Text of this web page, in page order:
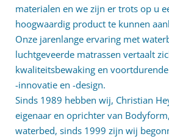
materialen en we zijn er trots op u
hoogwaardig product te kunnen
Onze jarenlange ervaring met
luchtgeveerde matrassen vertaalt
kwaliteitsbewaking en
-innovatie en -design.
Sinds 1989 hebben wij, Christian
eigenaar en oprichter van
waterbed, sinds 1999 zijn wij